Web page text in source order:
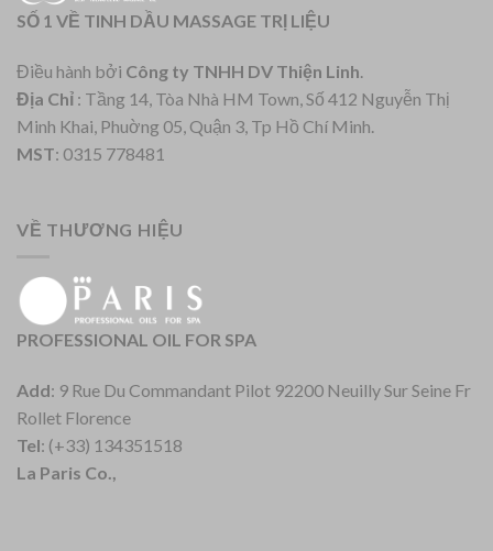
SỐ 1 VỀ TINH DẦU MASSAGE TRỊ LIỆU
Điều hành bởi Công ty TNHH DV Thiện Linh
Địa Chỉ : Tầng 14, Tòa Nhà HM Town, Số 412 Nguyễn Thị
Minh Khai, Phuờng 05, Quận 3, Tp Hồ Chí Minh.
MST: 0315 778481
VỀ THƯƠNG HIỆU
PROFESSIONAL OIL FOR SPA
Add: 9 Rue Du Commandant Pilot 92200 Neuilly Sur Seine Fr
Rollet Florence
Tel: (+33) 134351518
La Paris Co.,